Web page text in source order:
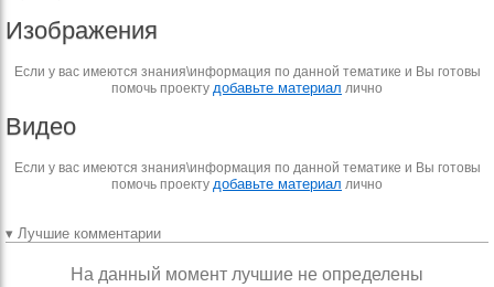
Изображения
Если у вас имеются знания\информация по данной тематике и Вы готовы
помочь проекту добавьте материал лично
Видео
Если у вас имеются знания\информация по данной тематике и Вы готовы
помочь проекту добавьте материал лично
▾ Лучшие комментарии
На данный момент лучшие не определены